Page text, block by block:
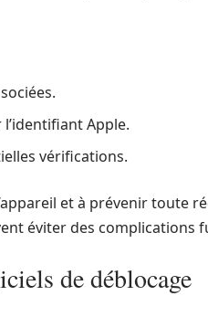
Apple.
vérifications.
et à prévenir toute
éviter des complications
de déblocage